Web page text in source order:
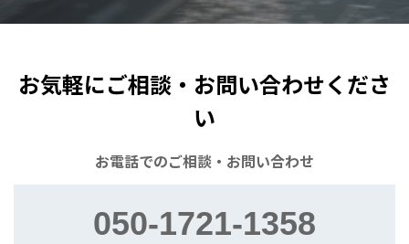
お気軽にご相談・お問い合わせくださ
い
お電話でのご相談・お問い合わせ
050-1721-1358